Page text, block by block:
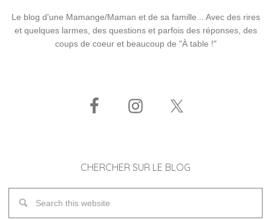
Le blog d'une Mamange/Maman et de sa famille... Avec des rires
et quelques larmes, des questions et parfois des réponses, des
coups de coeur et beaucoup de "À table !"
CHERCHER SUR LE BLOG